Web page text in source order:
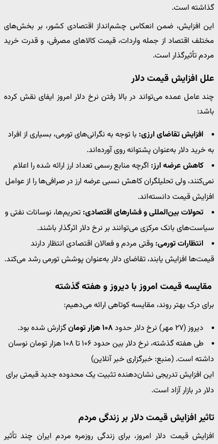
گذاشته است.
این افزایش، ضمن انعکاس چشم‌انداز اقتصادی کشور، بر بخش‌های
مختلف اقتصاد از جمله واردات، قیمت کالاهای مصرفی، و قدرت خرید
مردم تأثیرگذار است.
علل افزایش قیمت دلار
چند عامل عمده می‌تواند در بالا رفتن نرخ دلار امروز ایفای نقش کرده
باشد:
افزایش تقاضای ارزی: با توجه به نگرانی‌های تورمی، بسیاری از افراد
به خرید دلار به‌عنوان پشتوانه روی آورده‌اند.
کاهش عرضه ارز: اگرچه منابع رسمی تعداد ارز ارائه شده را اعلام
نمی‌کنند، ولی تحلیلگران کاهش نسبی عرضه ارز در صرافی‌ها را از عوامل
افزایش قیمت دانسته‌اند.
تحولات بین‌المللی و فشارهای اقتصادی: تحریم‌ها، نوسانات نفتی و
سیاست‌های بانک مرکزی می‌توانند بر نرخ دلار اثرگذار باشند.
انتظارات تورمی: وقتی مردم و فعالان اقتصادی انتظار دارند
قیمت‌ها افزایش یابند، تقاضای دلار به‌عنوان پوشش تورمی رشد می‌کند.
مقایسه قیمت امروز با دیروز و هفته گذشته
برای درک بهتر روند، مقایسه کوتاهی ارائه می‌دهیم:
دیروز (۲۷ مهر) نرخ دلار حدود
۱۰۸ هزار تومان
گزارش شده بود.
طی هفته گذشته، نرخ دلار بین حدود ۱۰۶ تا ۱۰۸ هزار تومان نوسان
داشته است. (منبع: خبرگزاری خبر آنلاین)
این افزایش تدریجی نشان‌دهنده تثبیت یک محدوده جدید قیمتی برای
دلار در بازار آزاد است.
تاثیر افزایش قیمت دلار بر زندگی مردم
افزایش قیمت دلار امروز، برای زندگی روزمره مردم ایران چند تأثیر